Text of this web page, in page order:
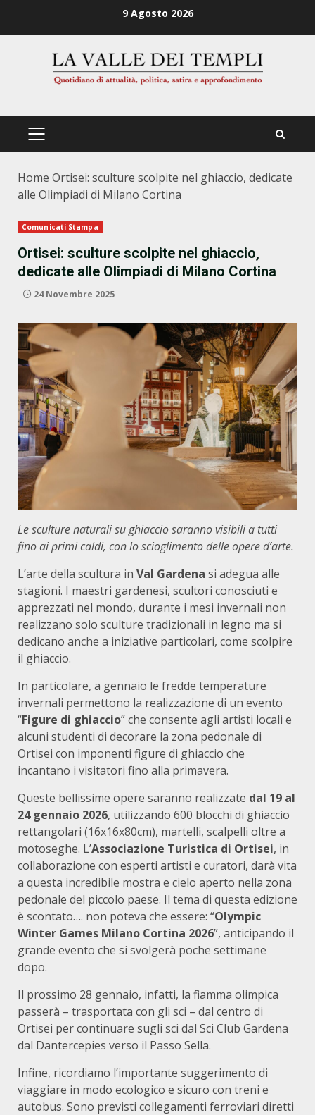
9 Agosto 2026
PRIMÄRES
Home Ortisei: sculture scolpite nel ghiaccio, dedicate
alle Olimpiadi di Milano Cortina
Comunicati Stampa
Ortisei: sculture scolpite nel ghiaccio,
dedicate alle Olimpiadi di Milano Cortina
24 Novembre 2025
Le sculture naturali su ghiaccio saranno visibili a tutti
fino ai primi caldi, con lo scioglimento delle opere d’arte.
L’arte della scultura in Val Gardena si adegua alle
stagioni. I maestri gardenesi, scultori conosciuti e
apprezzati nel mondo, durante i mesi invernali non
realizzano solo sculture tradizionali in legno ma si
dedicano anche a iniziative particolari, come scolpire
il ghiaccio.
In particolare, a gennaio le fredde temperature
invernali permettono la realizzazione di un evento
“Figure di ghiaccio” che consente agli artisti locali e
alcuni studenti di decorare la zona pedonale di
Ortisei con imponenti figure di ghiaccio che
incantano i visitatori fino alla primavera.
Queste bellissime opere saranno realizzate dal 19 al
24 gennaio 2026, utilizzando 600 blocchi di ghiaccio
rettangolari (16x16x80cm), martelli, scalpelli oltre a
motoseghe. L’Associazione Turistica di Ortisei, in
collaborazione con esperti artisti e curatori, darà vita
a questa incredibile mostra e cielo aperto nella zona
pedonale del piccolo paese. Il tema di questa edizione
è scontato…. non poteva che essere: “Olympic
Winter Games Milano Cortina 2026”, anticipando il
grande evento che si svolgerà poche settimane
dopo.
Il prossimo 28 gennaio, infatti, la fiamma olimpica
passerà – trasportata con gli sci – dal centro di
Ortisei per continuare sugli sci dal Sci Club Gardena
dal Dantercepies verso il Passo Sella.
Infine, ricordiamo l’importante suggerimento di
viaggiare in modo ecologico e sicuro con treni e
autobus. Sono previsti collegamenti ferroviari diretti